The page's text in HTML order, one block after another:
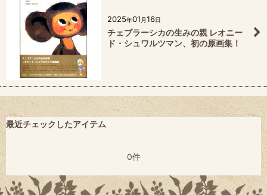
2025年01 月16日
チェブラーシカの生みの親 レオニー
ド・シュワルツマン、初の原画集！
最近チェックしたアイテム
0件